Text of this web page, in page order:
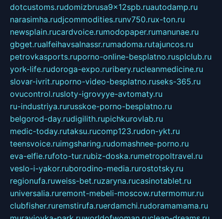
dotcustoms.rudomizbrusa9x12spb.ruautodamp.ru
narasimha.rudjcommodities.runv750.rux-ton.ru
newsplain.rucardvoice.rumodopaper.rumanunae.ru
gbget.rualfeihavsalnassr.rumadoma.rutajuncos.ru
petrovkasports.ruporno-online-besplatno.rusplclub.ru
york-life.rudoroga-expo.ruribery.rucleanmedicine.ru
slovar-ivrit.ruporno-video-besplatno.ruseks-365.ru
ovucontrol.rusloty-igrovyye-avtomaty.ru
ru-industriya.rurusskoe-porno-besplatno.ru
belgorod-day.rudigilith.rupichkurovlab.ru
medic-today.rutaksu.rucomp123.rudon-ykt.ru
teensvoice.ruimgsharing.rudomashnee-porno.ru
eva-elfie.rufoto-tur.rubiz-doska.rumetropoltravel.ru
veslo-i-yakor.ruborodino-media.rurostotsky.ru
regionufa.ruweiss-bet.ruzaryna.rucasinotablet.ru
universalia.ruremont-mebeli-moscow.rutermomur.ru
clubfisher.ruremstirufa.ruerdamchi.rudoramamama.ru